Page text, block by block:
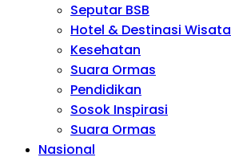
Seputar BSB
Hotel & Destinasi Wisata
Kesehatan
Suara Ormas
Pendidikan
Sosok Inspirasi
Suara Ormas
Nasional